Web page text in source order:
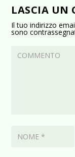
LASCIA UN
Il tuo indirizzo
sono